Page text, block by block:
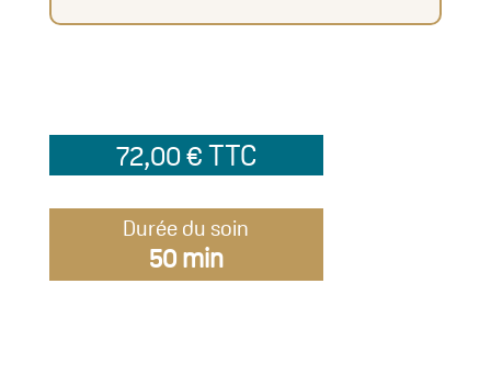
72,00€TTC
Durée du soin
50 min